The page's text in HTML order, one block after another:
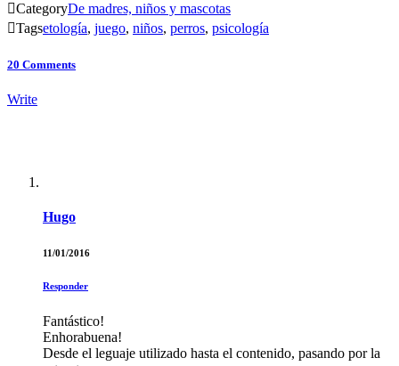
CategoryDe madres, niños y mascotas
Tagsetología, juego, niños, perros, psicología
20 Comments
Write
Hugo
11/01/2016
Responder
Fantástico!
Enhorabuena!
Desde el leguaje utilizado hasta el contenido, pasando por la